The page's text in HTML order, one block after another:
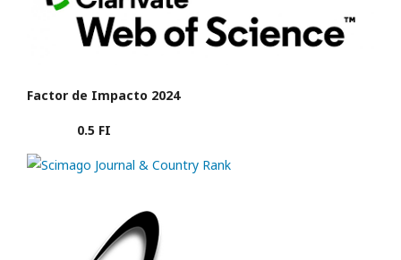
Factor de Impacto 2024
0.5 FI